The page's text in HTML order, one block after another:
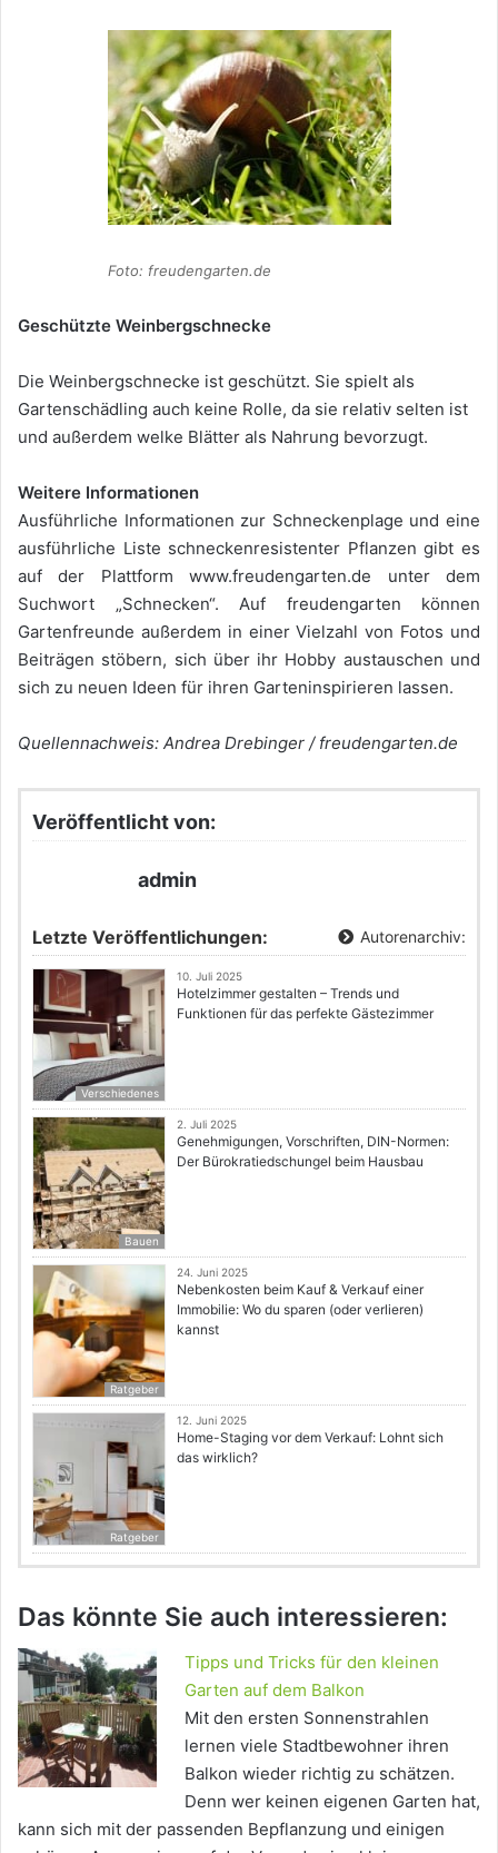
Foto: freudengarten.de
Geschützte Weinbergschnecke
Die Weinbergschnecke ist geschützt. Sie spielt als
Gartenschädling auch keine Rolle, da sie relativ selten ist
und außerdem welke Blätter als Nahrung bevorzugt.
Weitere Informationen
Ausführliche Informationen zur Schneckenplage und eine
ausführliche Liste schneckenresistenter Pflanzen gibt es
auf der Plattform www.freudengarten.de unter dem
Suchwort „Schnecken“. Auf freudengarten können
Gartenfreunde außerdem in einer Vielzahl von Fotos und
Beiträgen stöbern, sich über ihr Hobby austauschen und
sich zu neuen Ideen für ihren Garteninspirieren lassen.
Quellennachweis: Andrea Drebinger / freudengarten.de
Veröffentlicht von:
admin
Letzte Veröffentlichungen: Autorenarchiv:
Verschiedenes
10. Juli 2025
Hotelzimmer gestalten – Trends und
Funktionen für das perfekte Gästezimmer
Bauen
2. Juli 2025
Genehmigungen, Vorschriften, DIN-Normen:
Der Bürokratiedschungel beim Hausbau
Ratgeber
24. Juni 2025
Nebenkosten beim Kauf & Verkauf einer
Immobilie: Wo du sparen (oder verlieren)
kannst
Ratgeber
12. Juni 2025
Home-Staging vor dem Verkauf: Lohnt sich
das wirklich?
Das könnte Sie auch interessieren:
Tipps und Tricks für den kleinen
Garten auf dem Balkon
Mit den ersten Sonnenstrahlen
lernen viele Stadtbewohner ihren
Balkon wieder richtig zu schätzen.
Denn wer keinen eigenen Garten hat,
kann sich mit der passenden Bepflanzung und einigen